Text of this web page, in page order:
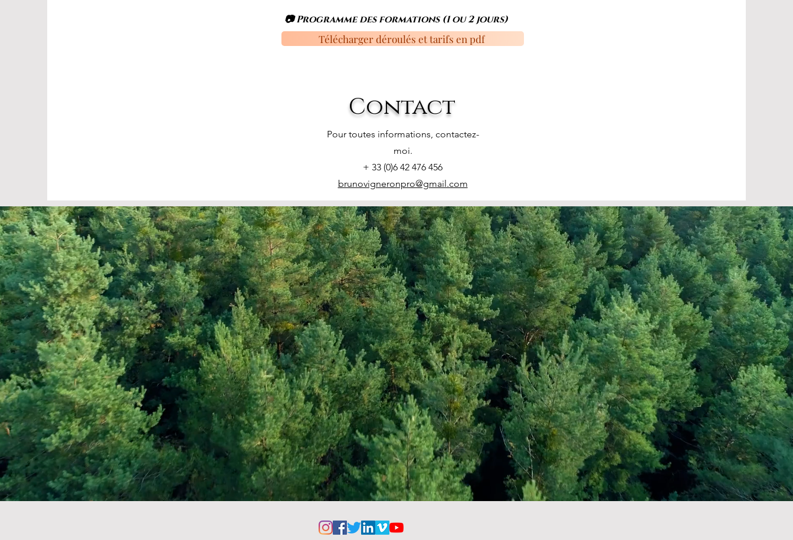
📷 Programme des formations (1 ou 2 jours)
Télécharger déroulés et tarifs en pdf
Contact
Pour toutes informations, contactez-
moi.
+ 33 (0)6 42 476 456
brunovigneronpro@gmail.com